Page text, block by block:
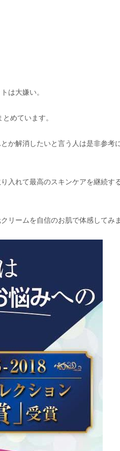
は大嫌い。
めています。
か解消したいと言う人は是非参考
入れて最高のスキンケアを継続す
リームを自信のお肌で体感してみ